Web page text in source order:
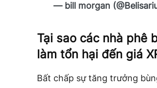
— bill morgan
Tại sao các nhà phê
làm tổn hại đến giá
Bất chấp sự tăng trưởng